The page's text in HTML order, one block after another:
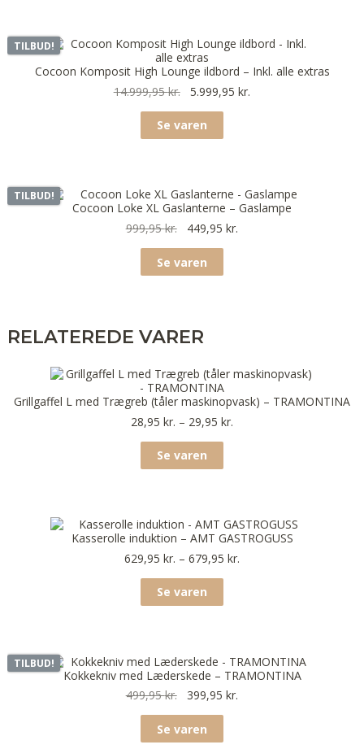
Cocoon Komposit High Lounge ildbord – Inkl. alle extras
TILBUD!
14.999,95kr. 5.999,95kr.
Se varen
Cocoon Loke XL Gaslanterne – Gaslampe
TILBUD!
999,95kr. 449,95kr.
Se varen
RELATEREDE VARER
Grillgaffel L med Trægreb (tåler maskinopvask) – TRAMONTINA
28,95 kr. – 29,95 kr.
Se varen
Kasserolle induktion – AMT GASTROGUSS
629,95 kr. – 679,95 kr.
Se varen
Kokkekniv med Læderskede – TRAMONTINA
TILBUD!
499,95kr. 399,95kr.
Se varen